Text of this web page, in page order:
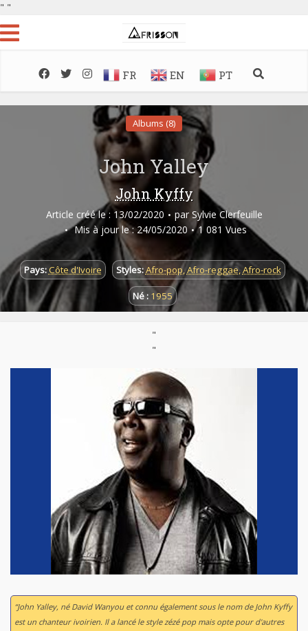
" "
FR EN PT
Albums (8)
John Yalley
John Kyffy
Article créé le : 13/02/2020 par Sylvie Clerfeuille
Mis à jour le : 24/05/2020
1 081 Vues
Pays:Côte d'Ivoire Styles:Afro-pop,Afro-reggae,Afro-rock
Né : 1955
"
"
“John Yalley, né David Wanyou et connu également sous le nom de John Kyffy
est un chanteur ivoirien. Il a lancé le style zézé pop mais opte pour d'autres